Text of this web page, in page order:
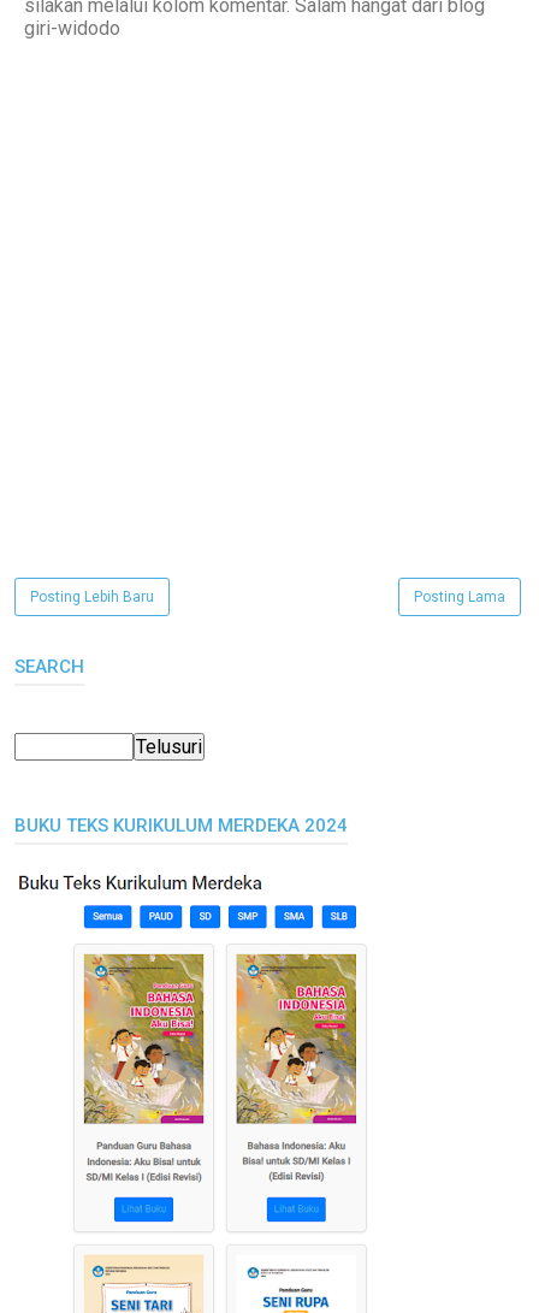
silakan melalui kolom komentar. Salam hangat dari blog
giri-widodo
Posting Lebih Baru Posting Lama
SEARCH
BUKU TEKS KURIKULUM MERDEKA 2024